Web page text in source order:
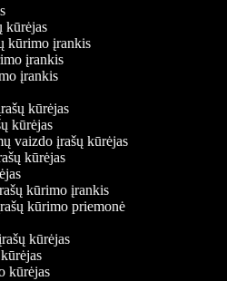
kūrėjas
kūrimo įrankis
įrankis
įrankis
kūrėjas
kūrėjas
vaizdo įrašų kūrėjas
kūrėjas
kūrimo įrankis
kūrimo priemonė
kūrėjas
kūrėjas